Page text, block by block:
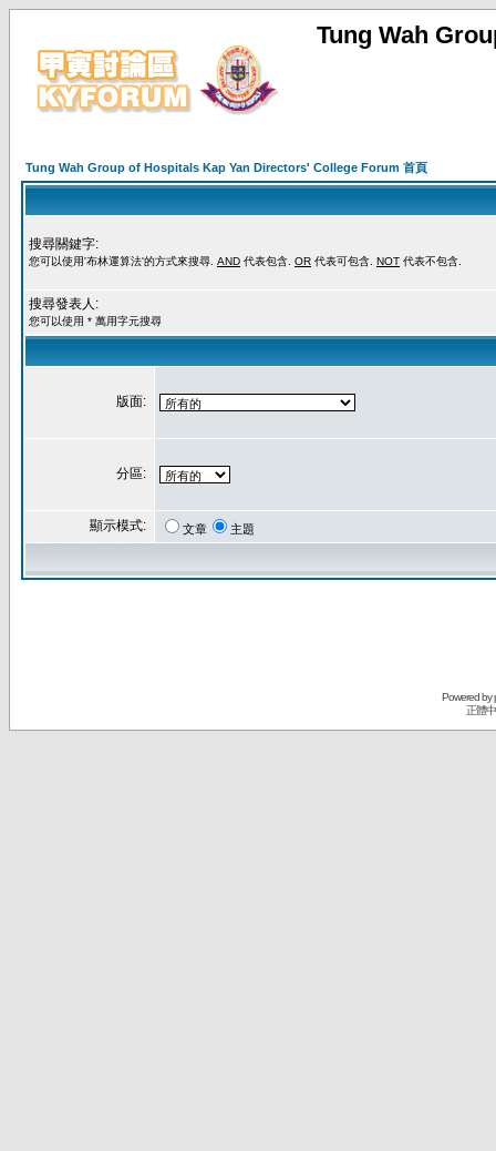
Tung Wah
Tung Wah Group of Hospitals Kap Yan Directors' College Forum 首頁
搜尋關鍵字:
您可以使用'布林運算法'的方式來搜尋. AND 代表包含. OR 代表可包含. NOT 代表不包含.
搜尋發表人:
您可以使用 * 萬用字元搜尋
版面:
分區:
顯示模式: 文章 主題
Powered by
正體